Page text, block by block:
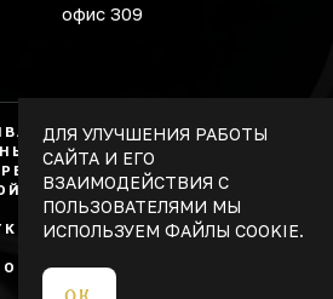
офис 309
АЛЕКСАНДРОВИЧ, 2026.
КОПИРОВАНИЕ БЕЗ
НЕ ЯВЛЯЕТСЯ
ПЕРСОНАЛЬНЫХ ДАННЫХ
ПЕРСОНАЛЬНЫХ ДАННЫХ
ДЛЯ УЛУЧШЕНИЯ РАБОТЫ
САЙТА И ЕГО
ВЗАИМОДЕЙСТВИЯ С
ПОЛЬЗОВАТЕЛЯМИ МЫ
ИСПОЛЬЗУЕМ ФАЙЛЫ COOKIE.